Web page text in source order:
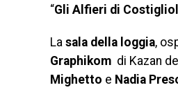
“Gli Alfieri di
La sala della loggia,
Graphikom di Kazan
Mighetto e Nadia